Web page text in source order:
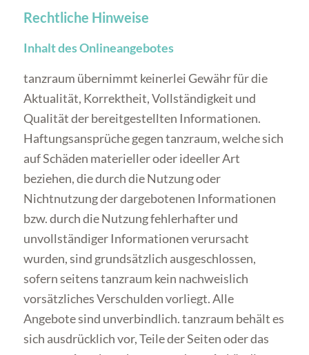
Rechtliche Hinweise
Inhalt des Onlineangebotes
tanzraum übernimmt keinerlei Gewähr für die
Aktualität, Korrektheit, Vollständigkeit und
Qualität der bereitgestellten Informationen.
Haftungsansprüche gegen tanzraum, welche sich
auf Schäden materieller oder ideeller Art
beziehen, die durch die Nutzung oder
Nichtnutzung der dargebotenen Informationen
bzw. durch die Nutzung fehlerhafter und
unvollständiger Informationen verursacht
wurden, sind grundsätzlich ausgeschlossen,
sofern seitens tanzraum kein nachweislich
vorsätzliches Verschulden vorliegt. Alle
Angebote sind unverbindlich. tanzraum behält es
sich ausdrücklich vor, Teile der Seiten oder das